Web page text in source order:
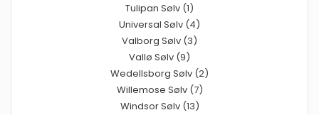
Tulipan Sølv (1)
Universal Sølv (4)
Valborg Sølv (3)
Vallø Sølv (9)
Wedellsborg Sølv (2)
Willemose Sølv (7)
Windsor Sølv (13)